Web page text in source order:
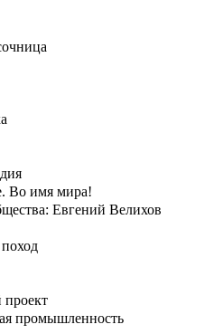
Во имя мира!
Евгений Велихов
промышленность